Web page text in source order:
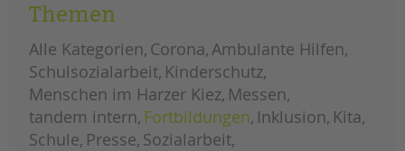
zur Mediathek ist im Beitrag.
weiterlesender
rbb
zu
besuch
bei
der
konfliktslots*innenausbildung
der
cauerschule
Themen
Alle Kategorien Corona Ambulante Hilfen
Schulsozialarbeit Kinderschutz
Menschen im Harzer Kiez Messen
tandem intern Fortbildungen Inklusion Kita
Schule Presse Sozialarbeit